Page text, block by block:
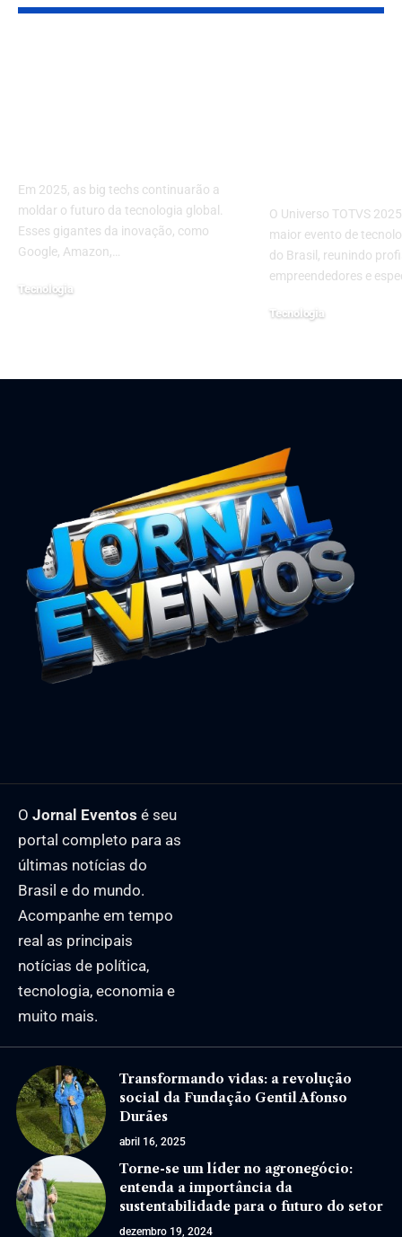
Em 2025, as big techs continuarão a
moldar o futuro da tecnologia global.
Esses gigantes da inovação, como
Google, Amazon,…
Tecnologia
O Universo TOTVS
maior evento de
do Brasil, reunindo
empreendedores e
Tecnologia
O Jornal Eventos é seu
portal completo para as
últimas notícias do
Brasil e do mundo.
Acompanhe em tempo
real as principais
notícias de política,
tecnologia, economia e
muito mais.
Transformando vidas: a revolução
social da Fundação Gentil Afonso
Durães
abril 16, 2025
Torne-se um líder no agronegócio:
entenda a importância da
sustentabilidade para o futuro do setor
dezembro 19, 2024